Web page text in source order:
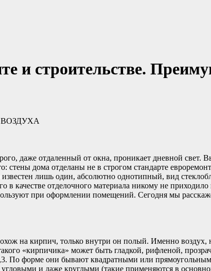
и строительстве.
даже отдаленный от окна, проникает дневной
стены дома отделаны не в строгом стандарте
лишь один, абсолютно однотипный, вид
в качестве отделочного материала никому не
при оформлении помещений. Сегодня мы
на кирпич, только внутри он полый. Именно
«кирпичика» может быть гладкой, рифленой,
По форме они бывают квадратными или
и даже круглыми (такие применяются в